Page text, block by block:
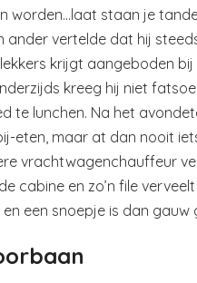
worden…laat staan je
ander vertelde dat hij
krijgt aangeboden bij
kreeg hij niet
te lunchen. Na het
eten, maar at dan nooit
vrachtwagenchauffeur
cabine en zo’n file
een snoepje is dan gauw